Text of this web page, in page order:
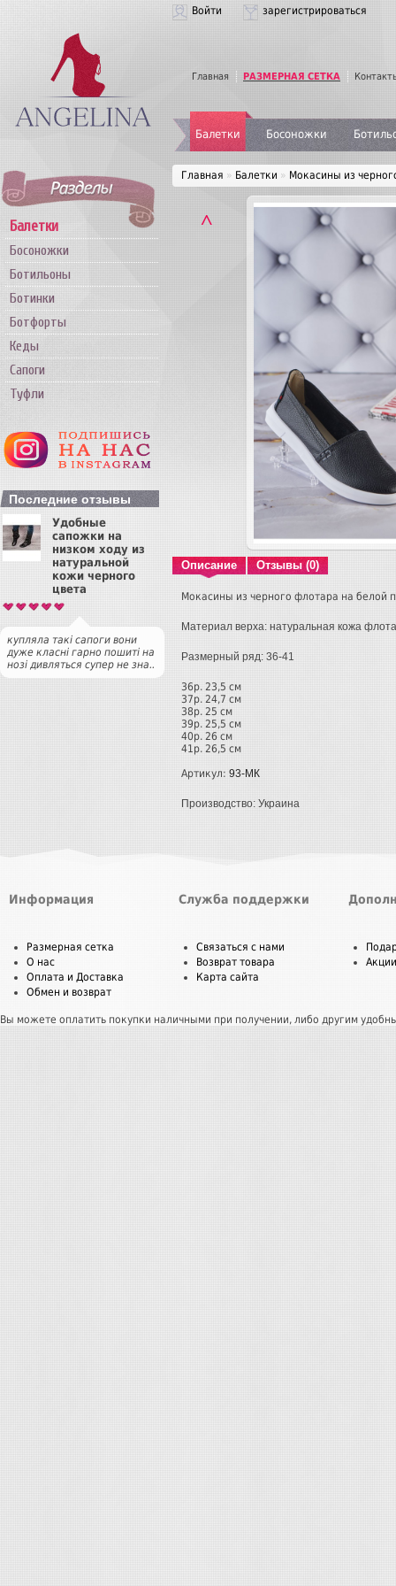
Войти зарегистрироваться
Главная РАЗМЕРНАЯ СЕТКА
Балетки Босоножки
Балетки
Босоножки
Ботильоны
Ботинки
Ботфорты
Кеды
Сапоги
Туфли
Последние отзывы
Удобные
сапожки на
низком ходу из
натуральной
кожи черного
цвета
купляла такі сапоги вони
дуже класні гарно пошиті на
нозі дивляться супер не зна..
Главная » Балетки » Мокасины из
˄
Описание Отзывы (0)
Мокасины из черного флотара на белой
Материал верха: натуральная кожа
Размерный ряд: 36-41
36р. 23,5 см
37р. 24,7 см
38р. 25 см
39р. 25,5 см
40р. 26 см
41р. 26,5 см
Артикул: 93-МК
Производство: Украина
Информация
Размерная сетка
О нас
Оплата и Доставка
Обмен и возврат
Служба поддержки
Связаться с нами
Возврат товара
Карта сайта
Акции
Вы можете оплатить покупки наличными при получении, либо другим